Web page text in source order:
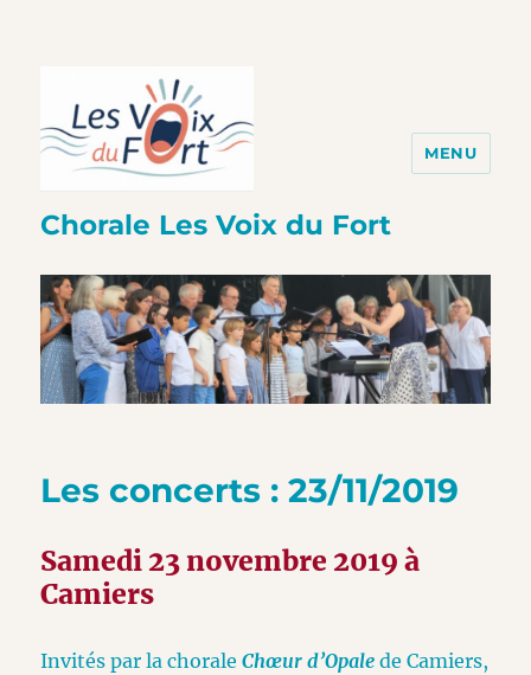
Chorale Les Voix du Fort
MENU
Les concerts : 23/11/2019
Samedi 23 novembre 2019 à
Camiers
Invités par la choraleChœur d’Opalede Camiers,